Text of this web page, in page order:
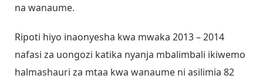
na wanaume.
Ripoti hiyo inaonyesha kwa mwaka 2013 – 2014
nafasi za uongozi katika nyanja mbalimbali ikiwemo
halmashauri za mtaa kwa wanaume ni asilimia 82